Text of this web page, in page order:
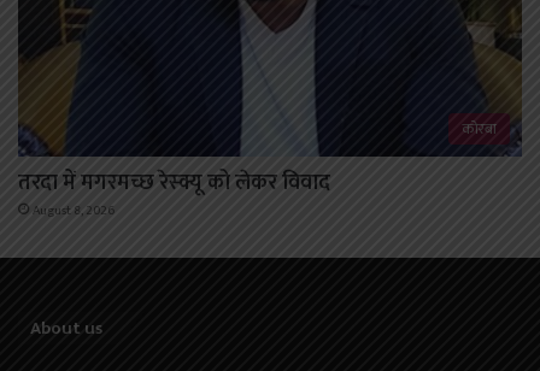
कोरबा
तरदा में मगरमच्छ रेस्क्यू को लेकर विवाद
August 8, 2026
About us